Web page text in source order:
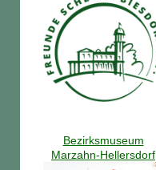
Bezirksmuseum
Marzahn-Hellersdorf